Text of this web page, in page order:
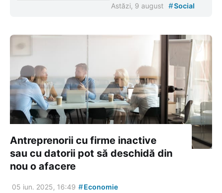
Astăzi, 9 august #Social
Antreprenorii cu firme inactive
sau cu datorii pot să deschidă din
nou o afacere
05 iun. 2025, 16:49 #Economie